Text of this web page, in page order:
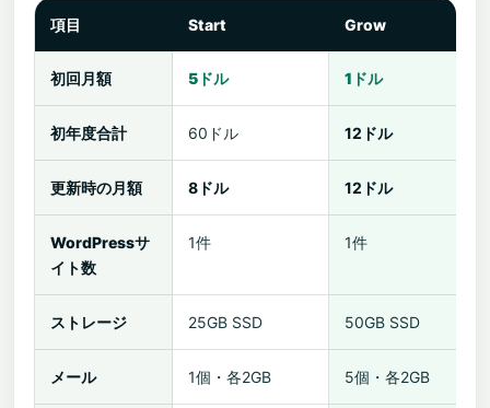
項目 Start Grow
初回月額 5ドル 1ドル
初年度合計 60ドル 12ドル
更新時の月額 8ドル 12ドル
WordPressサ
イト数
1件 1件
ストレージ 25GB SSD 50GB SSD
メール 1個・各2GB 5個・各2GB